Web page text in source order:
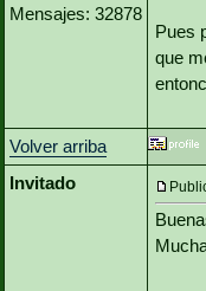
Mensajes: 32878
Pues
que
Volver arriba
Invitado